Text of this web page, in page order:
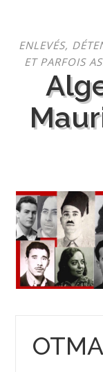
contenu
ENLEVÉS,
ET PARFOIS